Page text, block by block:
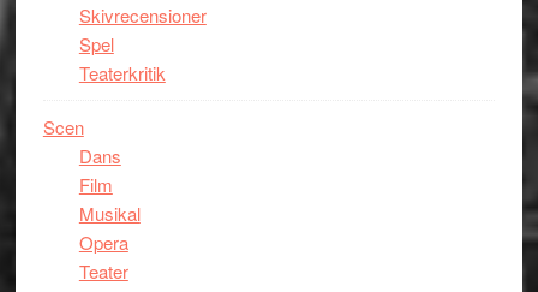
Skivrecensioner
Spel
Teaterkritik
Scen
Dans
Film
Musikal
Opera
Teater